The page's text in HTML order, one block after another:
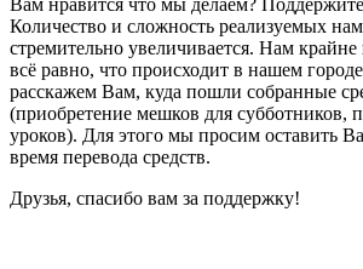
Количество и сложность реализуемых
стремительно увеличивается. Нам
всё равно, что происходит в нашем
расскажем Вам, куда пошли собранные
(приобретение мешков для субботников,
уроков). Для этого мы просим оставить
время перевода средств.
Друзья, спасибо вам за поддержку!